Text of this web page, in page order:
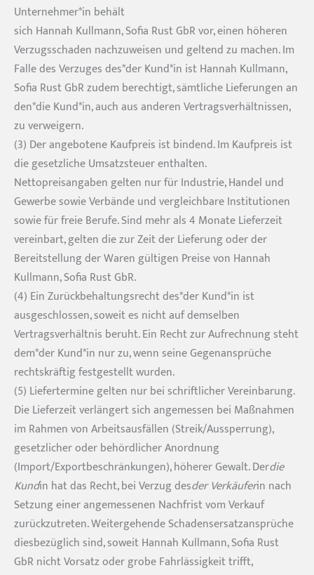
Unternehmer*in behält
sich Hannah Kullmann, Sofia Rust GbR vor, einen höheren
Verzugsschaden nachzuweisen und geltend zu machen. Im
Falle des Verzuges des*der Kund*in ist Hannah Kullmann,
Sofia Rust GbR zudem berechtigt, sämtliche Lieferungen an
den*die Kund*in, auch aus anderen Vertragsverhältnissen,
zu verweigern.
(3) Der angebotene Kaufpreis ist bindend. Im Kaufpreis ist
die gesetzliche Umsatzsteuer enthalten.
Nettopreisangaben gelten nur für Industrie, Handel und
Gewerbe sowie Verbände und vergleichbare Institutionen
sowie für freie Berufe. Sind mehr als 4 Monate Lieferzeit
vereinbart, gelten die zur Zeit der Lieferung oder der
Bereitstellung der Waren gültigen Preise von Hannah
Kullmann, Sofia Rust GbR.
(4) Ein Zurückbehaltungsrecht des*der Kund*in ist
ausgeschlossen, soweit es nicht auf demselben
Vertragsverhältnis beruht. Ein Recht zur Aufrechnung steht
dem*der Kund*in nur zu, wenn seine Gegenansprüche
rechtskräftig festgestellt wurden.
(5) Liefertermine gelten nur bei schriftlicher Vereinbarung.
Die Lieferzeit verlängert sich angemessen bei Maßnahmen
im Rahmen von Arbeitsausfällen (Streik/Aussperrung),
gesetzlicher oder behördlicher Anordnung
(Import/Exportbeschränkungen), höherer Gewalt. Derdie
Kundin hat das Recht, bei Verzug desder Verkäuferin nach
Setzung einer angemessenen Nachfrist vom Verkauf
zurückzutreten. Weitergehende Schadensersatzansprüche
diesbezüglich sind, soweit Hannah Kullmann, Sofia Rust
GbR nicht Vorsatz oder grobe Fahrlässigkeit trifft,